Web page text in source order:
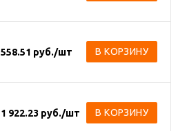
558.51 руб./шт В КОРЗИНУ
1 922.23 руб./шт В КОРЗИНУ